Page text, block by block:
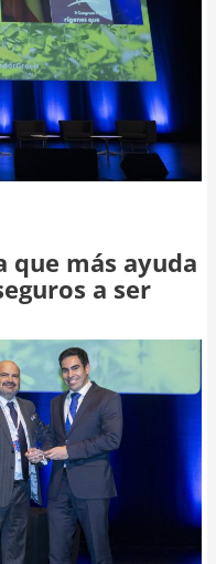
que más ayuda
a ser